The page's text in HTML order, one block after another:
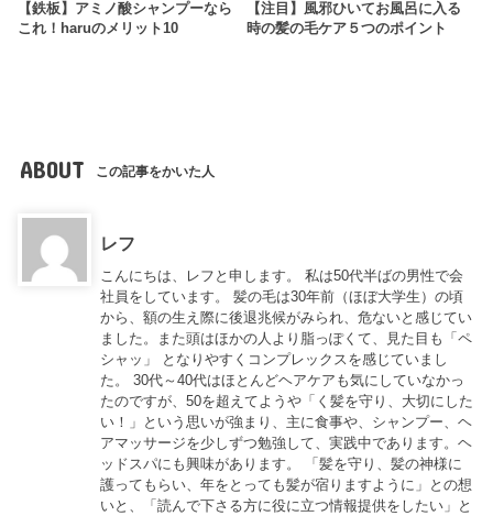
【鉄板】アミノ酸シャンプーなら
これ！haruのメリット10
【注目】風邪ひいてお風呂に入る
時の髪の毛ケア５つのポイント
ABOUT この記事をかいた人
レフ
こんにちは、レフと申します。 私は50代半ばの男性で会
社員をしています。 髪の毛は30年前（ほぼ大学生）の頃
から、額の生え際に後退兆候がみられ、危ないと感じてい
ました。また頭はほかの人より脂っぽくて、見た目も「ペ
シャッ」 となりやすくコンプレックスを感じていまし
た。 30代～40代はほとんどヘアケアも気にしていなかっ
たのですが、50を超えてようや「く髪を守り、大切にした
い！」という思いが強まり、主に食事や、シャンプー、ヘ
アマッサージを少しずつ勉強して、実践中であります。ヘ
ッドスパにも興味があります。 「髪を守り、髪の神様に
護ってもらい、年をとっても髪が宿りますように」との想
いと、「読んで下さる方に役に立つ情報提供をしたい」と